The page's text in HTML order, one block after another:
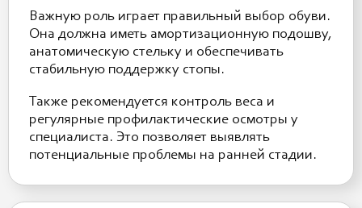
Важную роль играет правильный выбор обуви.
Она должна иметь амортизационную подошву,
анатомическую стельку и обеспечивать
стабильную поддержку стопы.
Также рекомендуется контроль веса и
регулярные профилактические осмотры у
специалиста. Это позволяет выявлять
потенциальные проблемы на ранней стадии.